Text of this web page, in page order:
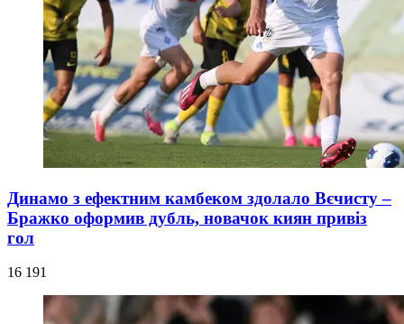
Динамо з ефектним камбеком здолало Вєчисту –
Бражко оформив дубль, новачок киян привіз
гол
16 191